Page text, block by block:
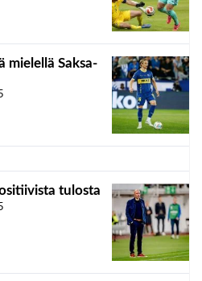
mielellä Saksa-
tulosta